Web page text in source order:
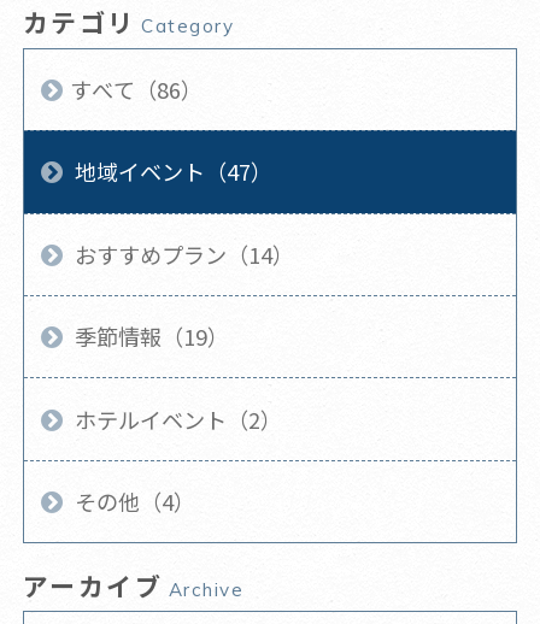
カテゴリ Category
すべて（86）
地域イベント（47）
おすすめプラン（14）
季節情報（19）
ホテルイベント（2）
その他（4）
アーカイブ Archive